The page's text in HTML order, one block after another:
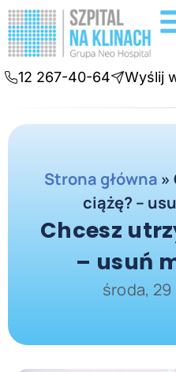
12 267-40-64 Wyślij
Strona główna »
ciążę? –
Chcesz
– usuń
środa, 29